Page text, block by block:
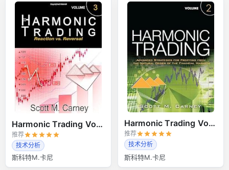
Harmonic Trading Volume 3
推荐
技术分析
斯科特M.卡尼
Harmonic Trading Volume 2
推荐
技术分析
斯科特M.卡尼